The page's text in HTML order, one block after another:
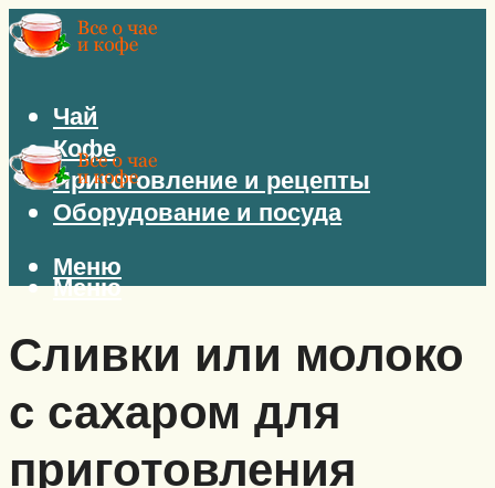
Чай
Кофе
Приготовление и рецепты
Оборудование и посуда
Меню
Меню
Сливки или молоко
с сахаром для
приготовления